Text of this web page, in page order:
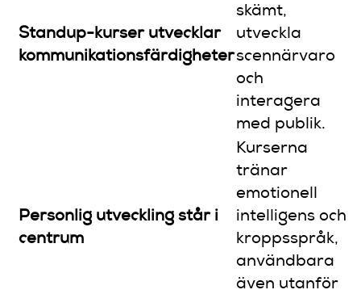
Standup-kurser utvecklar
kommunikationsfärdigheter
skämt,
utveckla
scennärvaro
och
interagera
med publik.
Personlig utveckling står i
centrum
Kurserna
tränar
emotionell
intelligens och
kroppsspråk,
användbara
även utanför